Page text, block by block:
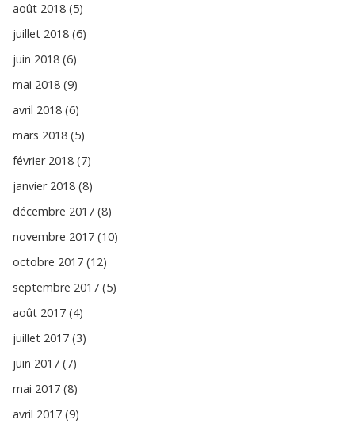
août 2018 (5)
juillet 2018 (6)
juin 2018 (6)
mai 2018 (9)
avril 2018 (6)
mars 2018 (5)
février 2018 (7)
janvier 2018 (8)
décembre 2017 (8)
novembre 2017 (10)
octobre 2017 (12)
septembre 2017 (5)
août 2017 (4)
juillet 2017 (3)
juin 2017 (7)
mai 2017 (8)
avril 2017 (9)